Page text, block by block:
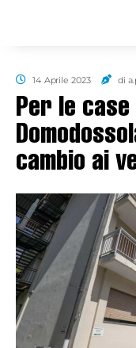
14 Aprile 2023 di
Per le
cambio ai